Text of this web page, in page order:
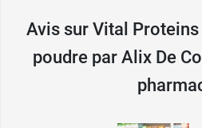
Sans gluten, sans sucres,
Conditionnement :
Avis sur Vital
poudre par Alix De